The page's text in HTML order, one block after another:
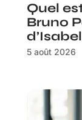
Quel
Bruno
5 août 2026